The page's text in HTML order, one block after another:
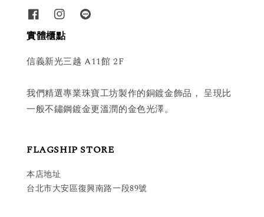
實體櫃點
信義新光三越 A11館 2F
我們精選專業珠寶工坊製作的銅鍍金飾品， 呈現比
一般不鏽鋼鍍金更溫潤的金色光澤。
FLAGSHIP STORE
本店地址
台北市大安區復興南路一段89號